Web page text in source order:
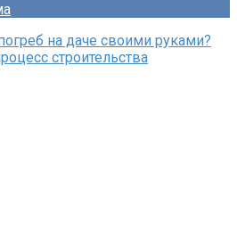
на даче своими руками?
строительства